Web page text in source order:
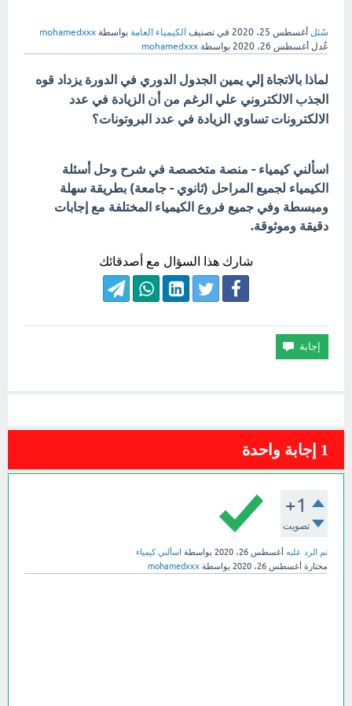
سُئل أغسطس 25، 2020 في تصنيف الكيمياء العامة بواسطة mohamedxxx
عُدل أغسطس 26، 2020 بواسطة mohamedxxx
لماذا بالاتجاة إلي يمين الجدول الدوري في الدورة يزداد قوه
الجذب الالكتروني علي الرغم من أن الزيادة في عدد
الالكترونات تساوي الزيادة في عدد البروتونات؟
اسألني كيمياء - منصة متخصصة في شرح وحل أسئلة
الكيمياء لجميع المراحل (ثانوي - جامعة) بطريقة سهلة
ومبسطة وفي جميع فروع الكيمياء المختلفة مع إجابات
دقيقة وموثوقة.
شارك هذا السؤال مع أصدقائك
1 إجابة واحدة
+1
تصويت
تم الرد عليه أغسطس 26، 2020 بواسطة اسألني كيمياء
مختارة أغسطس 26، 2020 بواسطة mohamedxxx